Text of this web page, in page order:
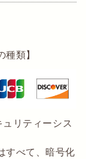
類】
リティーシス
すべて、暗号化